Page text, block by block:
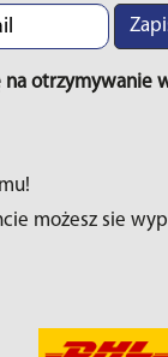
na otrzymywanie
możesz sie